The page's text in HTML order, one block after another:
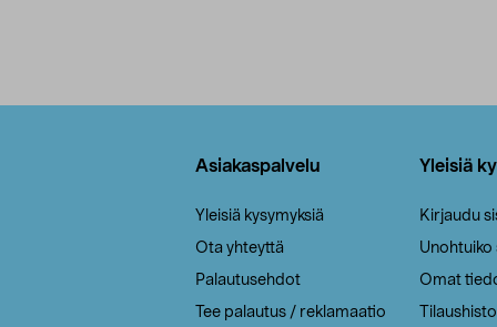
Asiakaspalvelu
Yleisiä kysymyksiä
Ota yhteyttä
Palautusehdot
Tee palautus / reklamaatio
Yleisiä
Kirjaudu
Unohtuiko
Omat